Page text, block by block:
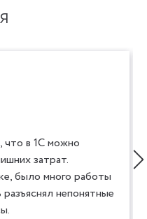
что в 1С можно
затрат.
было много работы
непонятные